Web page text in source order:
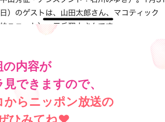
の内容が
できますので、
からニッポン放送の